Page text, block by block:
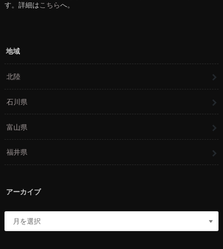
す。詳細はこちらへ。
地域
北陸
石川県
富山県
福井県
アーカイブ